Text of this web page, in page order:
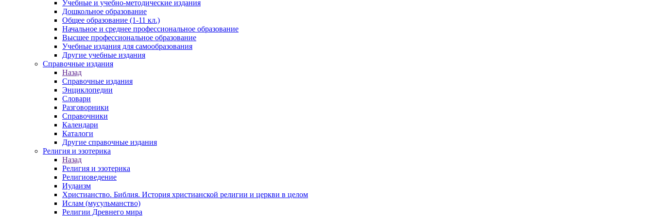
Учебные и учебно-методические издания
Дошкольное образование
Общее образование (1-11 кл.)
Начальное и среднее профессиональное образование
Высшее профессиональное образование
Учебные издания для самообразования
Другие учебные издания
Справочные издания
Назад
Справочные издания
Энциклопедии
Словари
Разговорники
Справочники
Календари
Каталоги
Другие справочные издания
Религия и эзотерика
Назад
Религия и эзотерика
Религиоведение
Иудаизм
Христианство. Библия. История христианской религии и церкви в целом
Ислам (мусульманство)
Религии Древнего мира